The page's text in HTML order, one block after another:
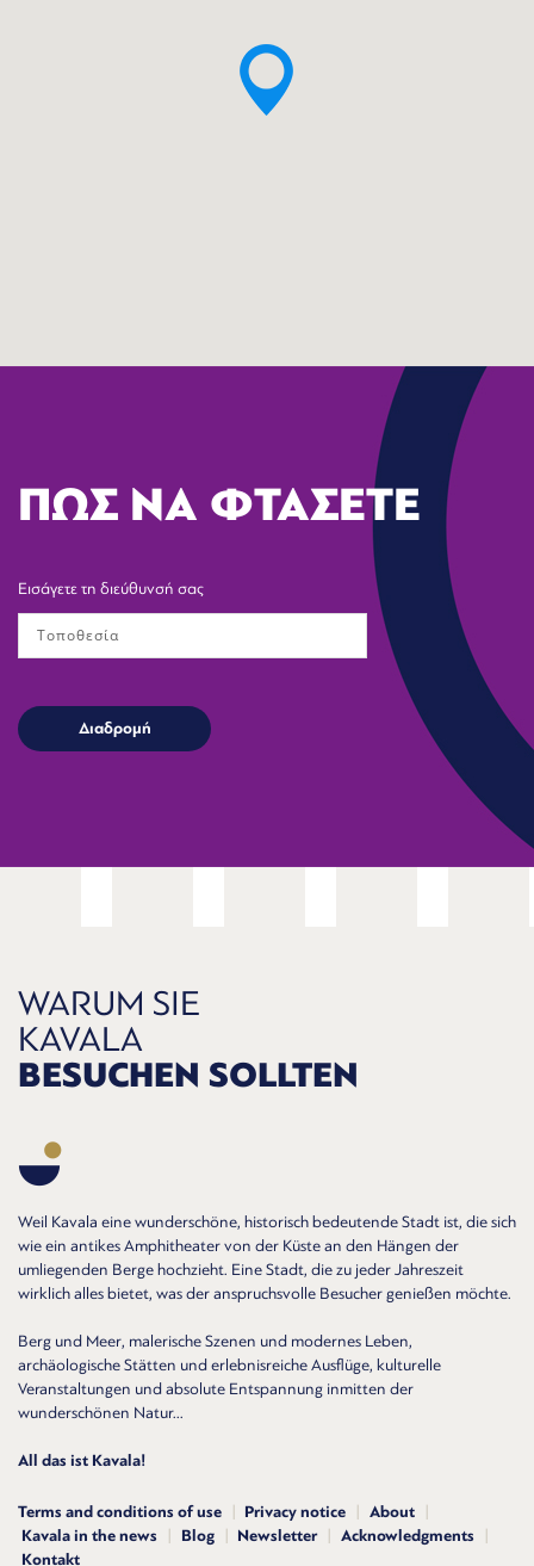
ΠΩΣ ΝΑ ΦΤΑΣΕΤΕ
Εισάγετε τη διεύθυνσή σας
WARUM SIE
KAVALA
BESUCHEN SOLLTEN
Weil Kavala eine wunderschöne, historisch bedeutende Stadt ist, die sich
wie ein antikes Amphitheater von der Küste an den Hängen der
umliegenden Berge hochzieht. Eine Stadt, die zu jeder Jahreszeit
wirklich alles bietet, was der anspruchsvolle Besucher genießen möchte.
Berg und Meer, malerische Szenen und modernes Leben,
archäologische Stätten und erlebnisreiche Ausflüge, kulturelle
Veranstaltungen und absolute Entspannung inmitten der
wunderschönen Natur...
All das ist Kavala!
Terms and conditions of use Privacy notice
About
Kavala in the news
Blog Newsletter
Acknowledgments
Kontakt